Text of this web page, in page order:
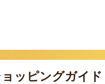
ッピングガイド